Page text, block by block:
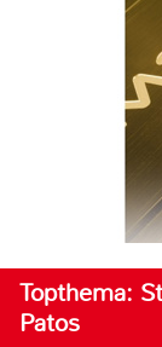
Topthema:
Patos